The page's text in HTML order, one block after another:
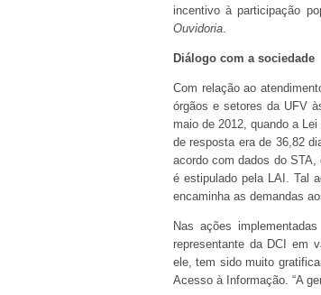
incentivo à participação
Ouvidoria.
Diálogo com a sociedade
Com relação ao
órgãos e setores da UFV
maio de 2012, quando a
de resposta era de 36,82
acordo com dados do
é estipulado pela LAI. Tal
encaminha as demandas
Nas ações
representante da DCI em
ele, tem sido muito
Acesso à Informação. “A